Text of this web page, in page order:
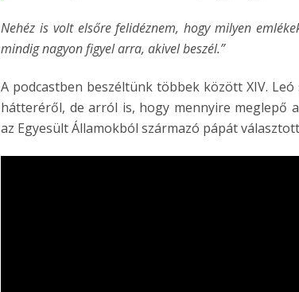
Nehéz is volt elsőre felidéznem, hogy milyen
mindig nagyon figyel arra, akivel beszél.”
A podcastben beszéltünk többek között XIV.
hátteréről, de arról is, hogy mennyire meglepő
az Egyesült Államokból származó pápát